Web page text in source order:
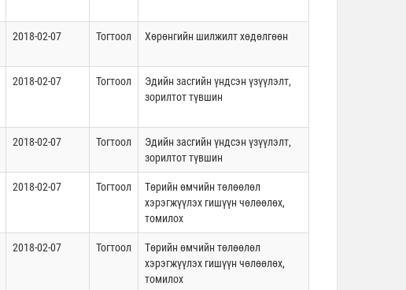
2018-02-07 Тогтоол Хөрөнгийн шилжилт хөдөлгөөн
2018-02-07 Тогтоол
Эдийн засгийн үндсэн үзүүлэлт,
зорилтот түвшин
2018-02-07 Тогтоол
Эдийн засгийн үндсэн үзүүлэлт,
зорилтот түвшин
2018-02-07 Тогтоол
Төрийн өмчийн төлөөлөл
хэрэгжүүлэх гишүүн чөлөөлөх,
томилох
2018-02-07 Тогтоол
Төрийн өмчийн төлөөлөл
хэрэгжүүлэх гишүүн чөлөөлөх,
томилох